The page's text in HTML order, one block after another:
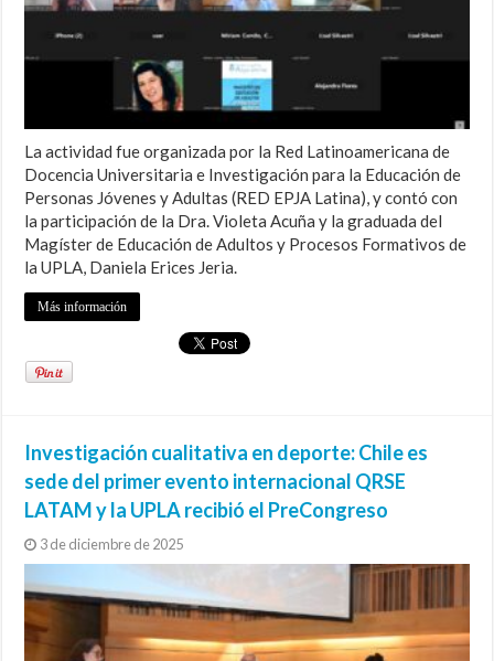
La actividad fue organizada por la Red Latinoamericana de
Docencia Universitaria e Investigación para la Educación de
Personas Jóvenes y Adultas (RED EPJA Latina), y contó con
la participación de la Dra. Violeta Acuña y la graduada del
Magíster de Educación de Adultos y Procesos Formativos de
la UPLA, Daniela Erices Jeria.
Más información
Investigación cualitativa en deporte: Chile es
sede del primer evento internacional QRSE
LATAM y la UPLA recibió el PreCongreso
3 de diciembre de 2025